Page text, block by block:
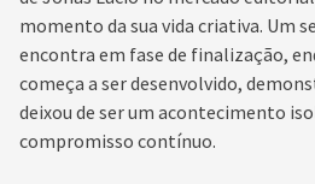
momento da sua vida criativa. Um
encontra em fase de finalização,
começa a ser desenvolvido,
deixou de ser um acontecimento
compromisso contínuo.